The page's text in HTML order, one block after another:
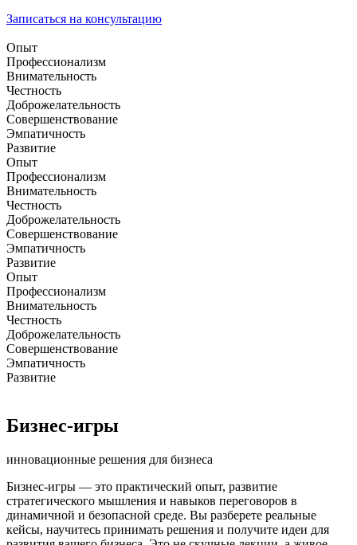
Записаться на консультацию
Опыт
Профессионализм
Внимательность
Честность
Доброжелательность
Совершенствование
Эмпатичность
Развитие
Опыт
Профессионализм
Внимательность
Честность
Доброжелательность
Совершенствование
Эмпатичность
Развитие
Опыт
Профессионализм
Внимательность
Честность
Доброжелательность
Совершенствование
Эмпатичность
Развитие
Бизнес-игры
инновационные решения для бизнеса
Бизнес-игры — это практический опыт, развитие
стратегического мышления и навыков переговоров в
динамичной и безопасной среде. Вы разберете реальные
кейсы, научитесь принимать решения и получите идеи для